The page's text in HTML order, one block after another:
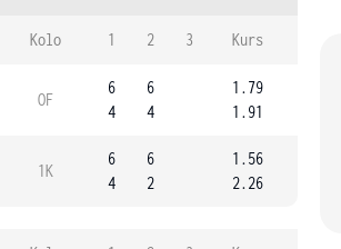
Kolo 1 2 3 Kurs
OF
6
4
6
4
1.79
1.91
1K
6
4
6
2
1.56
2.26